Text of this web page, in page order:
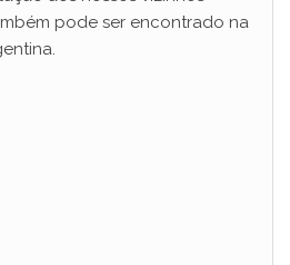
pode ser encontrado na